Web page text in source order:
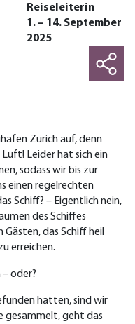
Reiseleiterin
1. – 14. September
2025
Zürich auf, denn
Luft! Leider hat sich ein
sodass wir bis zur
einen regelrechten
Schiff? – Eigentlich nein,
des Schiffes
das Schiff heil
erreichen.
oder?
hatten, sind wir
gesammelt, geht das